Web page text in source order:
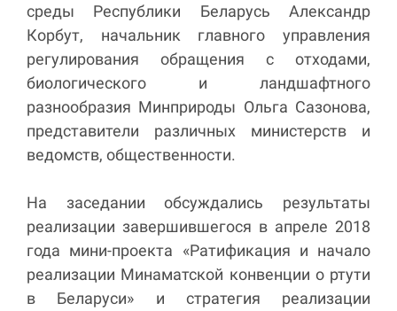
среды Республики Беларусь Александр
Корбут, начальник главного управления
регулирования обращения с отходами,
биологического и ландшафтного
разнообразия Минприроды Ольга Сазонова,
представители различных министерств и
ведомств, общественности.
На заседании обсуждались результаты
реализации завершившегося в апреле 2018
года мини-проекта «Ратификация и начало
реализации Минаматской конвенции о ртути
в Беларуси» и стратегия реализации